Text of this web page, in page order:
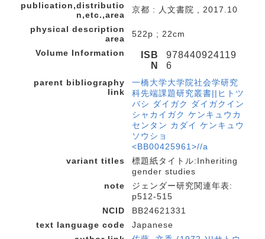
publication,distributio
n,etc.,area
京都 : 人文書院 , 2017.10
physical description
area
522p ; 22cm
Volume Information
ISB
N
978440924119
6
parent bibliography
link
一橋大学大学院社会学研究
科先端課題研究叢書||ヒトツ
バシ ダイガク ダイガクイン
シャカイガク ケンキュウカ
センタン カダイ ケンキュウ
ソウショ
<BB00425961>//a
variant titles
標題紙タイトル:Inheriting
gender studies
note
ジェンダー研究関連年表:
p512-515
NCID
BB24621331
text language code
Japanese